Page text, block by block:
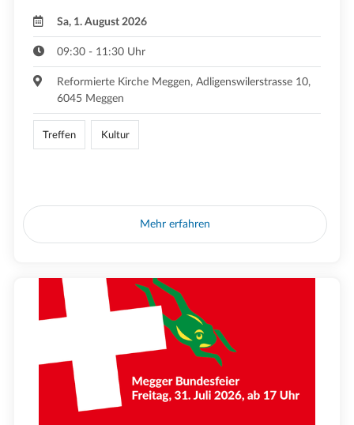
Sa, 1. August 2026
09:30 - 11:30 Uhr
Reformierte Kirche Meggen, Adligenswilerstrasse 10,
6045 Meggen
Treffen Kultur
Mehr erfahren